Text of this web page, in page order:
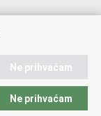
Ne prihvaćam
Ne prihvaćam